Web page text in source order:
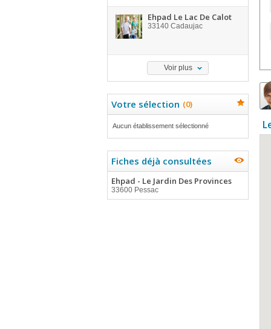
Ehpad Le Lac De Calot
33140 Cadaujac
Voir plus
Votre sélection (0)
Aucun établissement sélectionné
Fiches déjà consultées
Ehpad - Le Jardin Des Provinces
33600 Pessac